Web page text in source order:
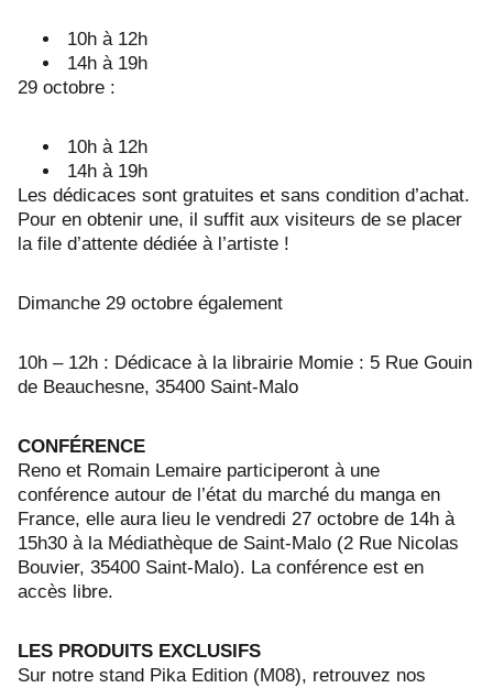
10h à 12h
14h à 19h
29 octobre :
10h à 12h
14h à 19h
Les dédicaces sont gratuites et sans condition d’achat.
Pour en obtenir une, il suffit aux visiteurs de se placer
la file d’attente dédiée à l’artiste !
Dimanche 29 octobre également
10h – 12h : Dédicace à la librairie Momie : 5 Rue Gouin
de Beauchesne, 35400 Saint-Malo
CONFÉRENCE
Reno et Romain Lemaire participeront à une
conférence autour de l’état du marché du manga en
France, elle aura lieu le vendredi 27 octobre de 14h à
15h30 à la Médiathèque de Saint-Malo (2 Rue Nicolas
Bouvier, 35400 Saint-Malo). La conférence est en
accès libre.
LES PRODUITS EXCLUSIFS
Sur notre stand Pika Edition (M08), retrouvez nos